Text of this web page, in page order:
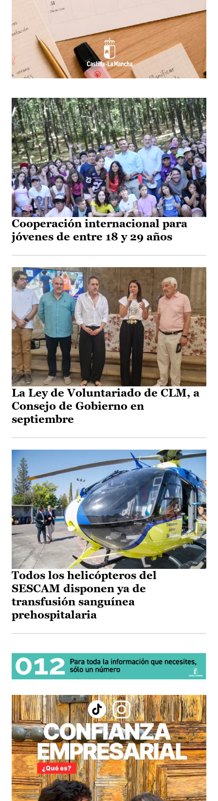
Cooperación internacional para
jóvenes de entre 18 y 29 años
La Ley de Voluntariado de CLM, a
Consejo de Gobierno en
septiembre
Todos los helicópteros del
SESCAM disponen ya de
transfusión sanguínea
prehospitalaria